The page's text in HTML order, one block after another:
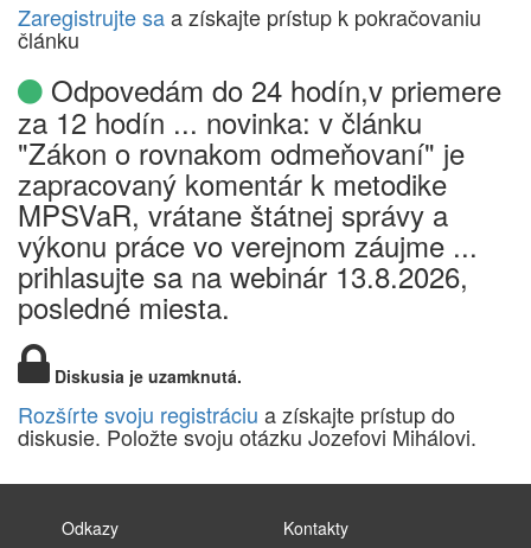
Zaregistrujte saa získajte prístup k pokračovaniu
článku
Odpovedám do 24 hodín,v priemere
za 12 hodín ... novinka: v článku
"Zákon o rovnakom odmeňovaní" je
zapracovaný komentár k metodike
MPSVaR, vrátane štátnej správy a
výkonu práce vo verejnom záujme ...
prihlasujte sa na webinár 13.8.2026,
posledné miesta.
Diskusia je uzamknutá.
Rozšírte svoju registráciu a získajte prístup do
diskusie. Položte svoju otázku Jozefovi Mihálovi.
Odkazy Kontakty